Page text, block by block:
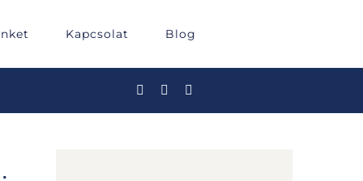
Kapcsolat Blog